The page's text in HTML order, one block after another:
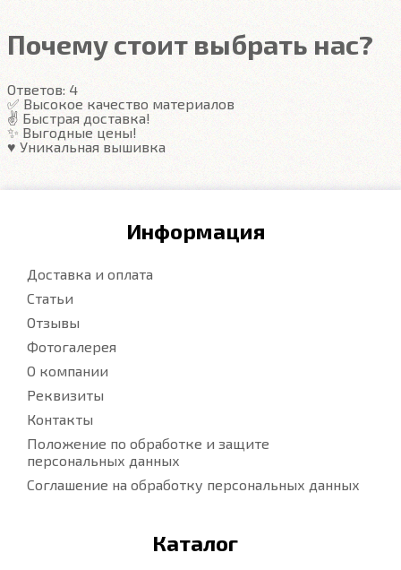
Почему стоит выбрать нас?
Ответов: 4
✅ Высокое качество материалов
✌️ Быстрая доставка!
✨ Выгодные цены!
♥️ Уникальная вышивка
Информация
Доставка и оплата
Статьи
Отзывы
Фотогалерея
О компании
Реквизиты
Контакты
Положение по обработке и защите
персональных данных
Соглашение на обработку персональных данных
Каталог